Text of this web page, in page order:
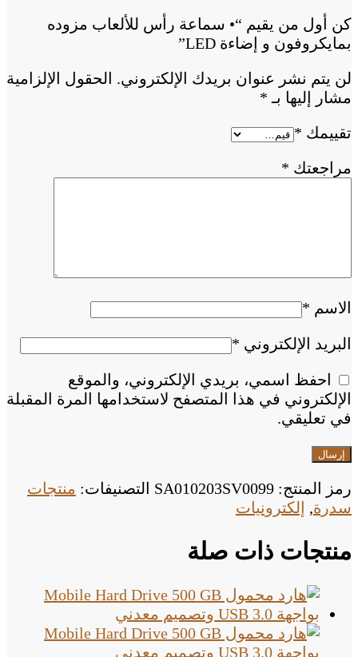
كن أول من يقيم “• سماعة رأس للألعاب مزوده
بمايكروفون و إضاءة LED”
لن يتم نشر عنوان بريدك الإلكتروني. الحقول الإلزامية
مشار إليها بـ *
تقييمك *
مراجعتك *
الاسم *
البريد الإلكتروني *
احفظ اسمي، بريدي الإلكتروني، والموقع
الإلكتروني في هذا المتصفح لاستخدامها المرة المقبلة
في تعليقي.
رمز المنتج: SA010203SV0099 التصنيفات: منتجات
سدرة, إلكترونيات
منتجات ذات صلة